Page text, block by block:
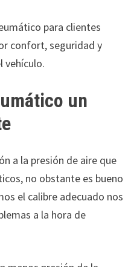
para clientes
confort, seguridad y
vehículo.
un
a la presión de aire que
no obstante es bueno
el calibre adecuado nos
a la hora de